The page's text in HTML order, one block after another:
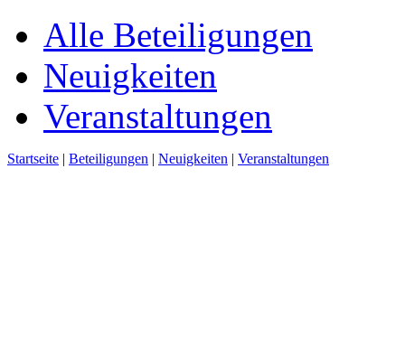
Alle Beteiligungen
Neuigkeiten
Veranstaltungen
Startseite | Beteiligungen | Neuigkeiten | Veranstaltungen